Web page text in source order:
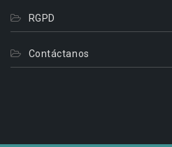
RGPD
Contáctanos